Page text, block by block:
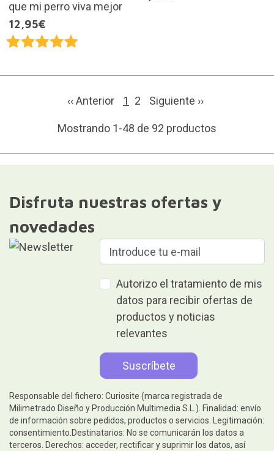
que mi perro viva mejor
12,95€
‹‹ Anterior 1 2 Siguiente ››
Mostrando 1-48 de 92 productos
Disfruta nuestras ofertas y
novedades
Autorizo el tratamiento de mis
datos para recibir ofertas de
productos y noticias
relevantes
Responsable del fichero: Curiosite (marca registrada de
Milimetrado Diseño y Producción Multimedia S.L.). Finalidad: envío
de información sobre pedidos, productos o servicios. Legitimación:
consentimiento.Destinatarios: No se comunicarán los datos a
terceros. Derechos: acceder, rectificar y suprimir los datos, así